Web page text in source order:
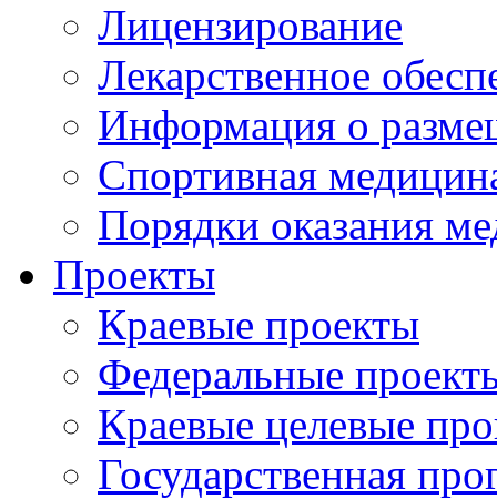
Лицензирование
Лекарственное
Информация о
Спортивная
Порядки оказания
Проекты
Краевые проекты
Федеральные
Краевые целевые
Государственная